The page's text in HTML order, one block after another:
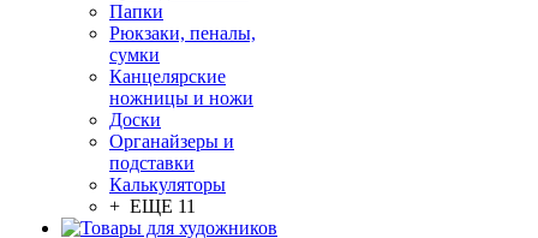
Папки
Рюкзаки, пеналы,
сумки
Канцелярские
ножницы и ножи
Доски
Органайзеры и
подставки
Калькуляторы
+ ЕЩЕ 11